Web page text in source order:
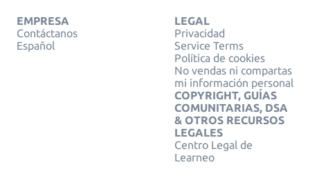
EMPRESA
Contáctanos
Español
LEGAL
Privacidad
Service Terms
Política de cookies
No vendas ni compartas
mi información personal
COPYRIGHT, GUÍAS
COMUNITARIAS, DSA
& OTROS RECURSOS
LEGALES
Centro Legal de
Learneo